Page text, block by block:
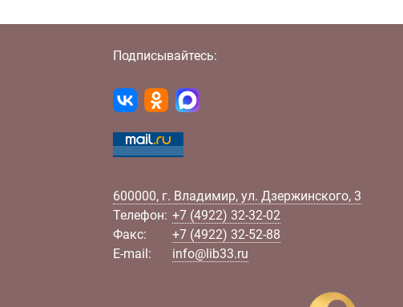
Подписывайтесь:
600000, г. Владимир, ул. Дзержинского, 3
Телефон: +7 (4922) 32-32-02
Факс:
+7 (4922) 32-52-88
E-mail:
info@lib33.ru